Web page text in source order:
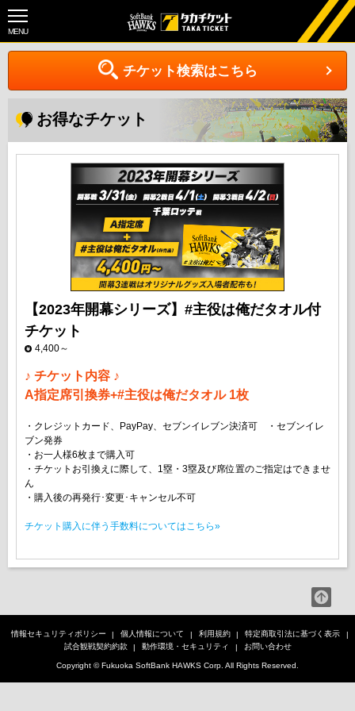
MENU
チケット検索はこちら
お得なチケット
【2023年開幕シリーズ】#主役は俺だタオル付
チケット
4,400～
♪ チケット内容 ♪
A指定席引換券+#主役は俺だタオル 1枚
・クレジットカード、PayPay、セブンイレブン決済可 ・セブンイレ
ブン発券
・お一人様6枚まで購入可
・チケットお引換えに際して、1塁・3塁及び席位置のご指定はできませ
ん
・購入後の再発行･変更･キャンセル不可
チケット購入に伴う手数料についてはこちら»
情報セキュリティポリシー 個人情報について 利用規約
特定商取引法に基づく表示
試合観戦契約約款
動作環境・セキュリティ お問い合わせ
Copyright © Fukuoka SoftBank HAWKS Corp. All Rights Reserved.